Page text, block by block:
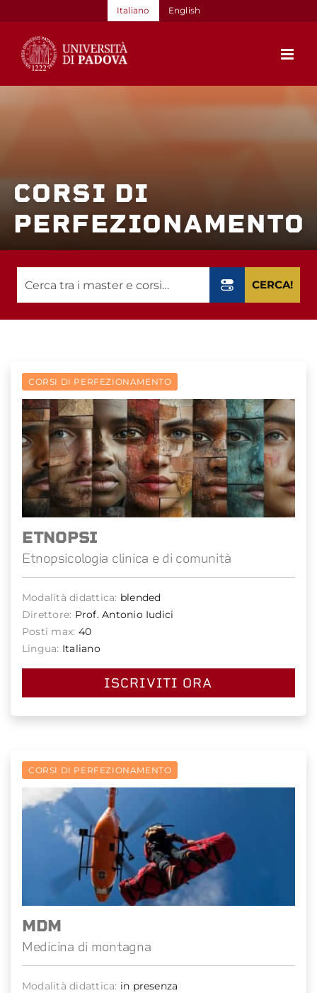
contenuto
Italiano English
CORSI DI
PERFEZIONAMENTO
CERCA!
CORSI DI PERFEZIONAMENTO
ETNOPSI
Etnopsicologia clinica e di comunità
Modalità didattica: blended
Direttore: Prof. Antonio Iudici
Posti max: 40
Lingua: Italiano
ISCRIVITI ORA
CORSI DI PERFEZIONAMENTO
MDM
Medicina di montagna
Modalità didattica: in presenza